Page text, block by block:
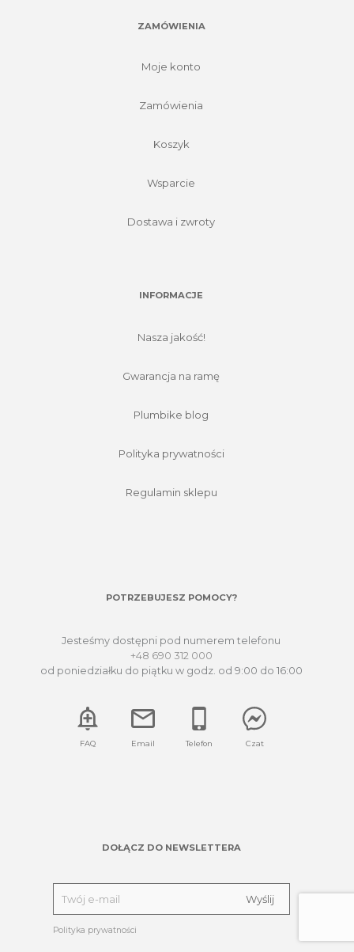
ZAMÓWIENIA
Moje konto
Zamówienia
Koszyk
Wsparcie
Dostawa i zwroty
INFORMACJE
Nasza jakość!
Gwarancja na ramę
Plumbike blog
Polityka prywatności
Regulamin sklepu
POTRZEBUJESZ POMOCY?
Jesteśmy dostępni pod numerem telefonu
+48 690 312 000
od poniedziałku do piątku w godz. od 9:00 do 16:00
FAQ Email Telefon Czat
DOŁĄCZ DO NEWSLETTERA
Polityka prywatności